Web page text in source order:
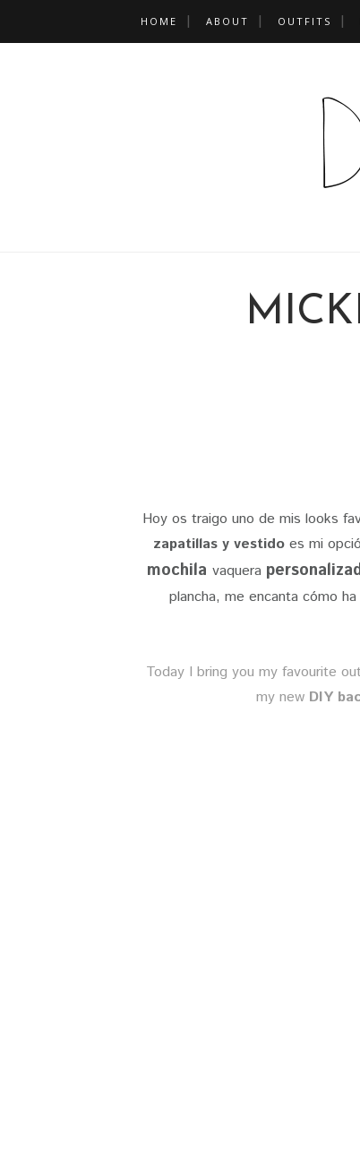
HOME ABOUT OUTFITS
Hoy os traigo uno de mis looks
zapatillas y vestidoes mi
mochila vaquera
plancha, me encanta cómo
Today I bring you my favourite
my new DIY